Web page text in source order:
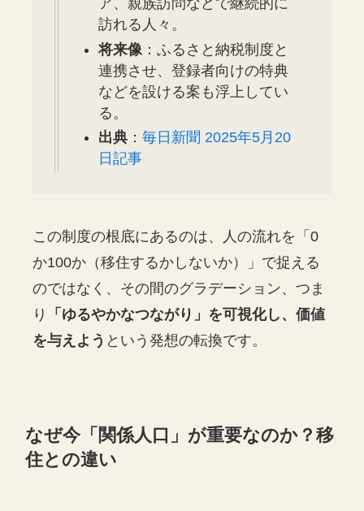
ア、親族訪問などで継続的に
訪れる人々。
将来像：ふるさと納税制度と
連携させ、登録者向けの特典
などを設ける案も浮上してい
る。
出典： 毎日新聞 2025年5月20
日記事
この制度の根底にあるのは、人の流れを「0
か100か（移住するかしないか）」で捉える
のではなく、その間のグラデーション、つま
り
「ゆるやかなつながり」を可視化し、価値
を与えよう という発想の転換です。
なぜ今「関係人口」が重要なのか？移
住との違い